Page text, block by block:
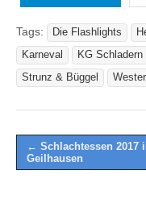
Tags: Die Flashlights
Karneval
KG Schladern
Strunz & Büggel
Post
navigation
← Schlachtessen 2017
Geilhausen